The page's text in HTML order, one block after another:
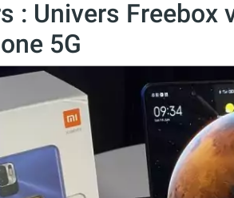
: Univers Freebox
5G